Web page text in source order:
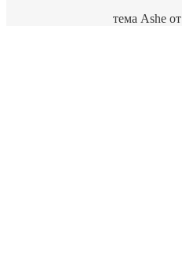
тема Ashe от